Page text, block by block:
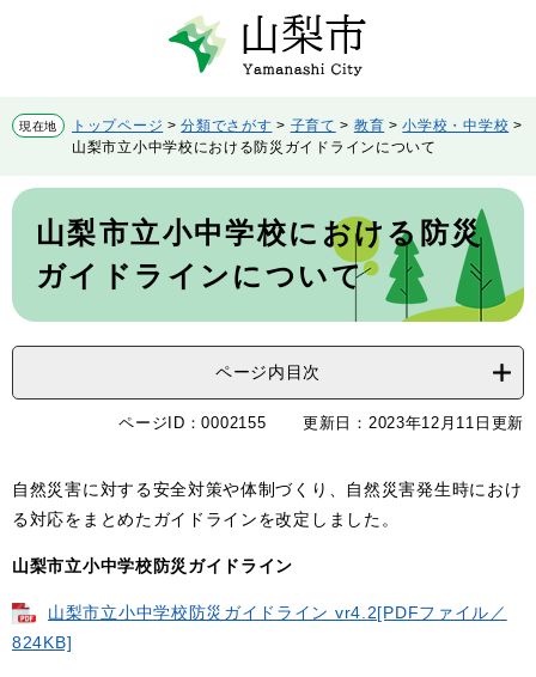
先
頭
す。
を
飛
て
現在地 トップページ >分類でさがす > 子育て > 教育 >小学校・中学校 >
山梨市立小中学校における防災ガイドラインについて
本
山梨市立小中学校における防災
ガイドラインについて
ページ内目次
ページID：0002155 更新日：2023年12月11日更新
自然災害に対する安全対策や体制づくり、自然災害発生時におけ
る対応をまとめたガイドラインを改定しました。
山梨市立小中学校防災ガイドライン
山梨市立小中学校防災ガイドライン vr4.2[PDFファイル／
824KB]